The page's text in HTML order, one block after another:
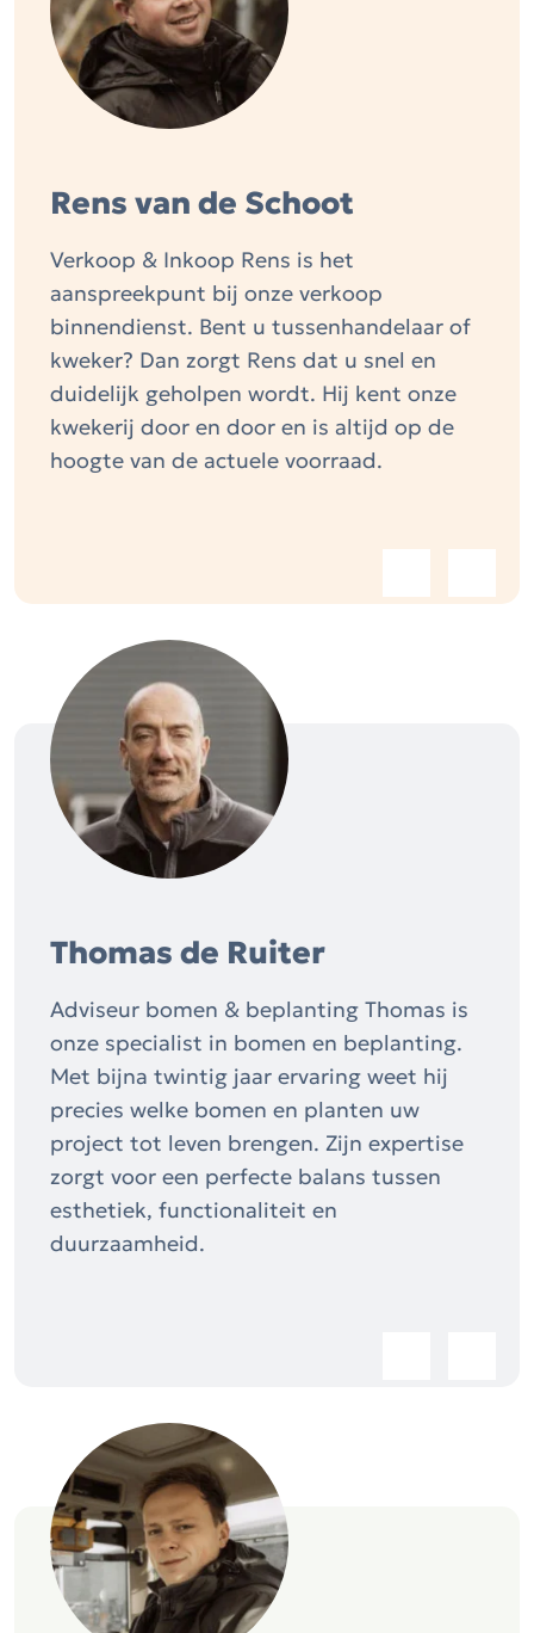
Rens van de Schoot
Verkoop & Inkoop Rens is het
aanspreekpunt bij onze verkoop
binnendienst. Bent u tussenhandelaar of
kweker? Dan zorgt Rens dat u snel en
duidelijk geholpen wordt. Hij kent onze
kwekerij door en door en is altijd op de
hoogte van de actuele voorraad.
Thomas de Ruiter
Adviseur bomen & beplanting Thomas is
onze specialist in bomen en beplanting.
Met bijna twintig jaar ervaring weet hij
precies welke bomen en planten uw
project tot leven brengen. Zijn expertise
zorgt voor een perfecte balans tussen
esthetiek, functionaliteit en
duurzaamheid.